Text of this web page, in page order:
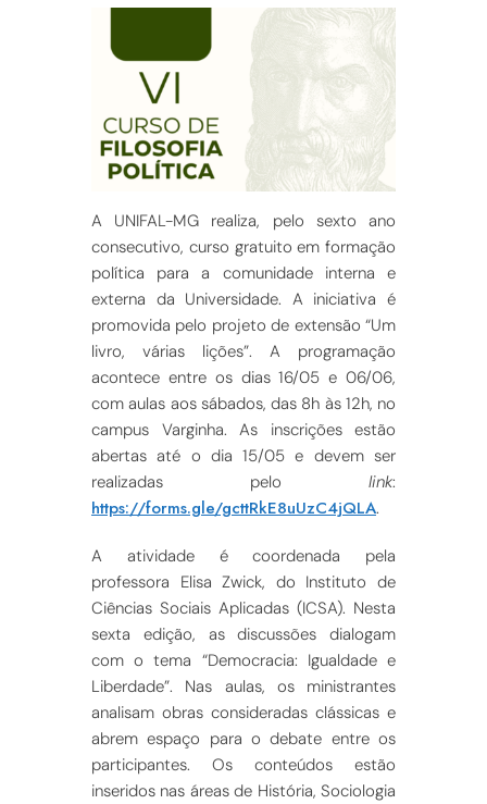
A UNIFAL-MG realiza, pelo sexto ano
consecutivo, curso gratuito em formação
política para a comunidade interna e
externa da Universidade. A iniciativa é
promovida pelo projeto de extensão “Um
livro, várias lições”. A programação
acontece entre os dias 16/05 e 06/06,
com aulas aos sábados, das 8h às 12h, no
campus Varginha. As inscrições estão
abertas até o dia 15/05 e devem ser
realizadas pelo link:
https://forms.gle/gcttRkE8uUzC4jQLA.
A atividade é coordenada pela
professora Elisa Zwick, do Instituto de
Ciências Sociais Aplicadas (ICSA). Nesta
sexta edição, as discussões dialogam
com o tema “Democracia: Igualdade e
Liberdade”. Nas aulas, os ministrantes
analisam obras consideradas clássicas e
abrem espaço para o debate entre os
participantes. Os conteúdos estão
inseridos nas áreas de História, Sociologia